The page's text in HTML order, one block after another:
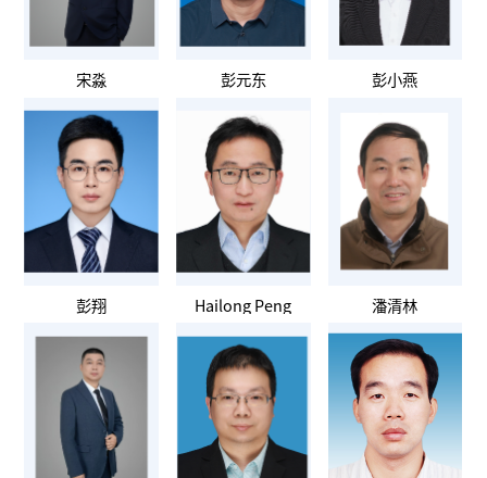
宋淼 彭元东 彭小燕
彭翔 Hailong Peng 潘清林